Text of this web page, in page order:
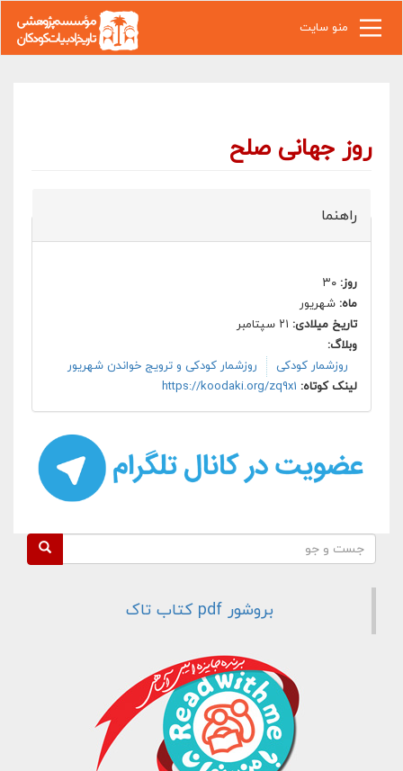
منو سایت
روز جهانی صلح
راهنما
روز: ۳۰
ماه: شهریور
تاریخ میلادی: ۲۱ سپتامبر
وبلاگ:
روزشمار کودکی
روزشمار کودکی و ترویج خواندن شهریور
لینک کوتاه: https://koodaki.org/zq9x1
فرم جستجو
بروشور pdf کتاب تاک